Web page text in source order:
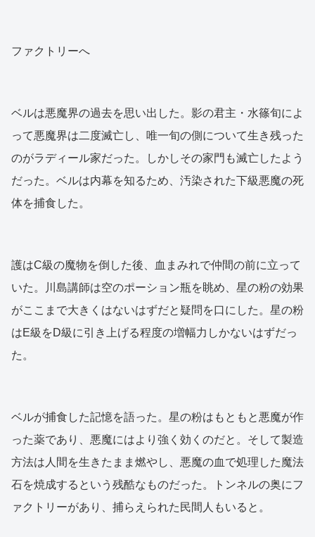
ファクトリーへ
ベルは悪魔界の過去を思い出した。影の君主・水篠旬によ
って悪魔界は二度滅亡し、唯一旬の側について生き残った
のがラディール家だった。しかしその家門も滅亡したよう
だった。ベルは内幕を知るため、汚染された下級悪魔の死
体を捕食した。
護はC級の魔物を倒した後、血まみれで仲間の前に立って
いた。川島講師は空のポーション瓶を眺め、星の粉の効果
がここまで大きくはないはずだと疑問を口にした。星の粉
はE級をD級に引き上げる程度の増幅力しかないはずだっ
た。
ベルが捕食した記憶を語った。星の粉はもともと悪魔が作
った薬であり、悪魔にはより強く効くのだと。そして製造
方法は人間を生きたまま燃やし、悪魔の血で処理した魔法
石を焼成するという残酷なものだった。トンネルの奥にフ
ァクトリーがあり、捕らえられた民間人もいると。